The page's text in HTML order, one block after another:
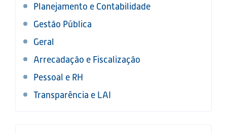
Planejamento e Contabilidade
Gestão Pública
Geral
Arrecadação e Fiscalização
Pessoal e RH
Transparência e LAI